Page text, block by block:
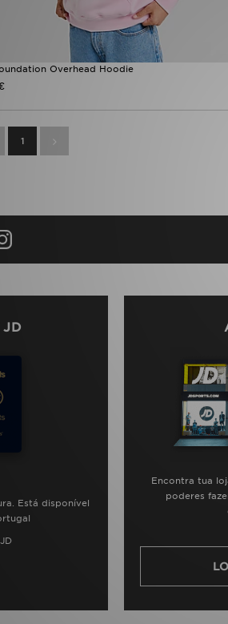
Overhead Hoodie
1
JD
Está disponível
Encontra tua
poderes